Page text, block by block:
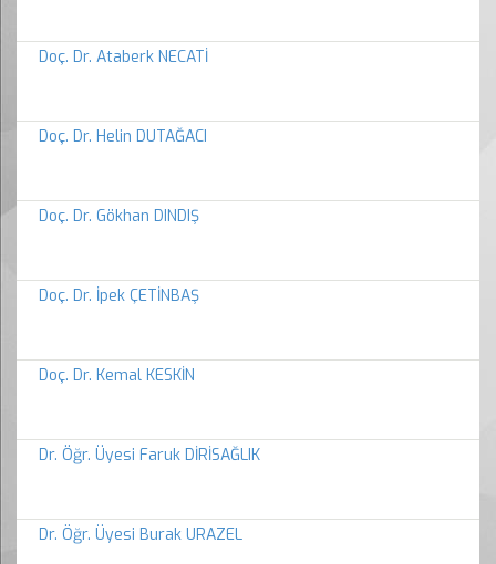
Doç. Dr. Ataberk NECATİ
Doç. Dr. Helin DUTAĞACI
Doç. Dr. Gökhan DINDIŞ
Doç. Dr. İpek ÇETİNBAŞ
Doç. Dr. Kemal KESKİN
Dr. Öğr. Üyesi Faruk DİRİSAĞLIK
Dr. Öğr. Üyesi Burak URAZEL